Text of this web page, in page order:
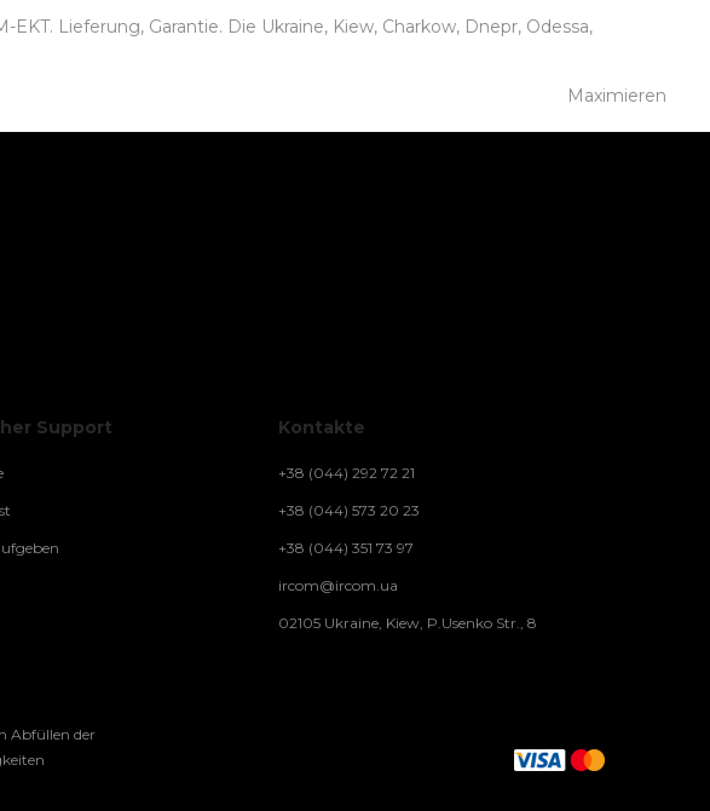
Lieferung, Garantie. Die Ukraine, Kiew, Charkow, Dnepr, Odessa,
Maximieren
Support Kontakte
+38 (044) 292 72 21
+38 (044) 573 20 23
+38 (044) 351 73 97
ircom@ircom.ua
02105 Ukraine, Kiew, P.Usenko Str., 8
Abfüllen der